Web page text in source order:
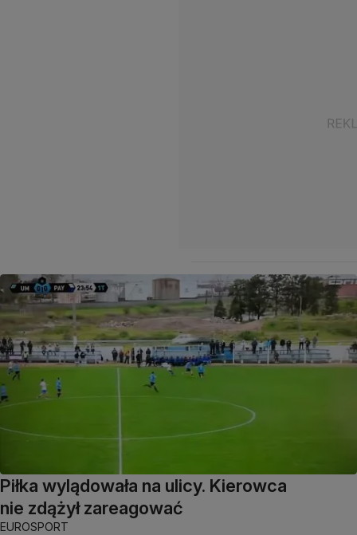
Piłka wylądowała na ulicy. Kierowca
nie zdążył zareagować
EUROSPORT